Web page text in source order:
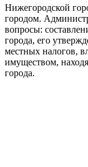
Нижегородской
городом.
вопросы:
города, его
местных налогов,
имуществом,
города.